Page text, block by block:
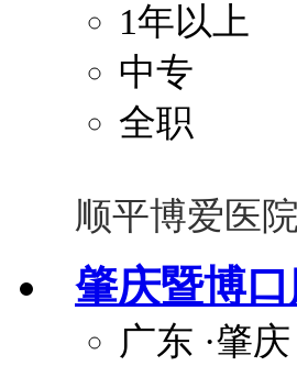
1年以上
中专
全职
顺平博爱医院
肇庆暨博
广东 ·肇庆